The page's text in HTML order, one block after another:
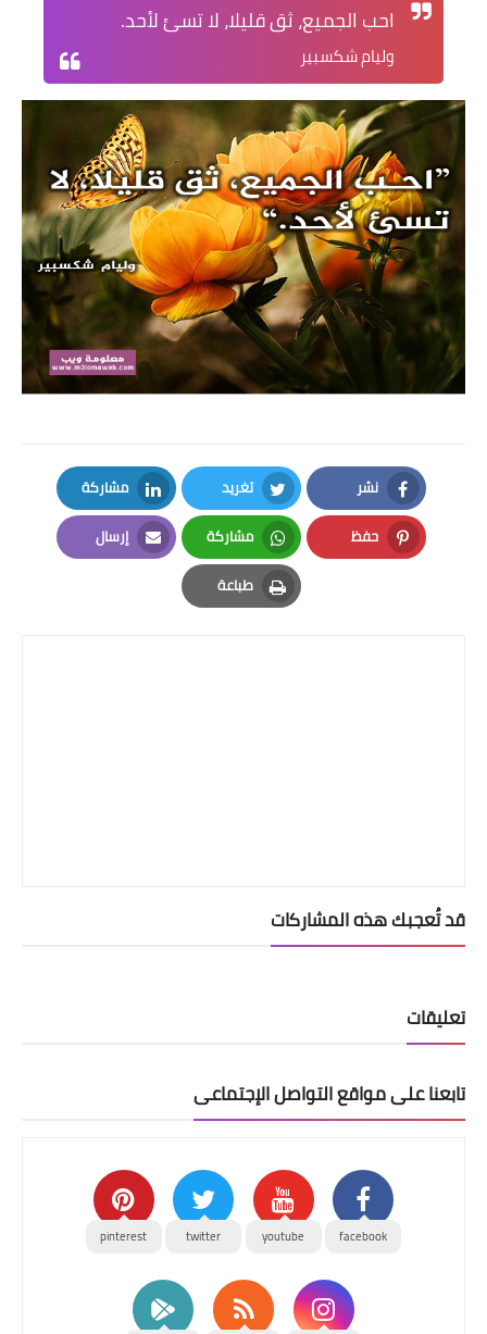
احب الجميع، ثق قليلا، لا تسئ لأحد.
وليام شكسبير
نشر
Facebook
تغريد
Twitter
مشاركة
LinkedIn
حفظ
Pinterest
مشاركة
Whatsapp
إرسال
Email
طباعة
Print
قد تُعجبك هذه المشاركات
تعليقات
تابعنا على مواقع التواصل الإجتماعى
facebook
youtube
twitter
pinterest